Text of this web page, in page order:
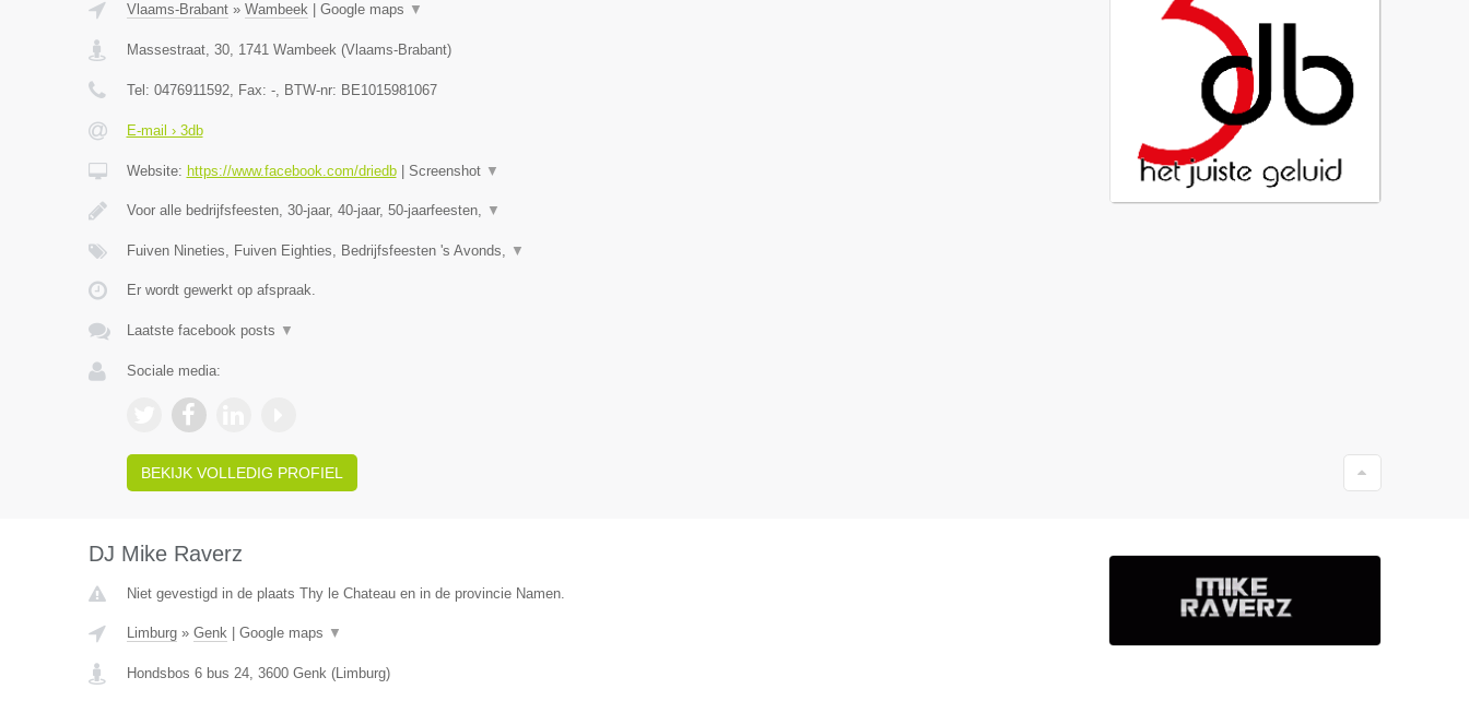
Vlaams-Brabant» Wambeek| Google maps ▼
Massestraat, 30, 1741 Wambeek(Vlaams-Brabant)
Tel: 0476911592, Fax: -, BTW-nr: BE1015981067
E-mail › 3db
Website: https://www.facebook.com/driedb| Screenshot ▼
Voor alle bedrijfsfeesten, 30-jaar, 40-jaar, 50-jaarfeesten, ▼
Fuiven Nineties, Fuiven Eighties, Bedrijfsfeesten 's Avonds, ▼
Er wordt gewerkt op afspraak.
Laatste facebook posts ▼
Sociale media:
BEKIJK VOLLEDIG PROFIEL
DJ Mike Raverz
Niet gevestigd in de plaats Thy le Chateau en in de provincie Namen.
Limburg» Genk| Google maps ▼
Hondsbos 6 bus 24, 3600 Genk(Limburg)